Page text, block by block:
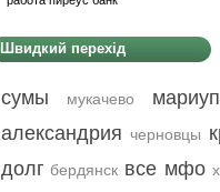
Швидкий перехід
сумы мукачево
александрия черновцы
долг бердянск все мфо